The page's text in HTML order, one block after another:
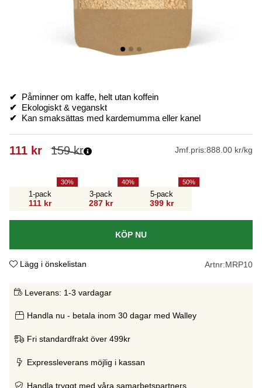
✔
Påminner om kaffe, helt utan koffein
✔
Ekologiskt & veganskt
✔
Kan smaksättas med kardemumma eller kanel
159kr
111 kr Jmf.pris:888.00 kr/kg
1-pack
111 kr
30
3-pack
287 kr
40
5-pack
399 kr
50
KÖP NU
Lägg i önskelistan Artnr:MRP10
Leverans: 1-3 vardagar
Handla nu - betala inom 30 dagar med Walley
Fri standardfrakt över 499kr
Expressleverans möjlig i kassan
Handla tryggt med våra samarbetspartners